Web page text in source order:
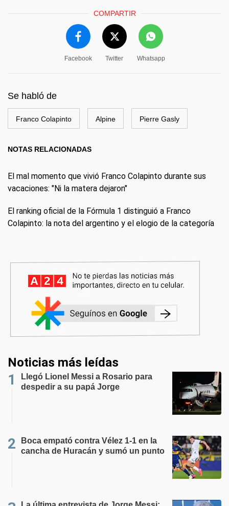
COMPARTIR
Facebook Twitter Whatsapp
Se habló de
Franco Colapinto Alpine Pierre Gasly
NOTAS RELACIONADAS
El mal momento que vivió Franco Colapinto durante sus
vacaciones: "Ni la matera dejaron"
El ranking oficial de la Fórmula 1 distinguió a Franco
Colapinto: la nota del argentino y el elogio de la categoría
Noticias más leídas
Llegó Lionel Messi a Rosario para
despedir a su papá Jorge
Boca empató contra Vélez 1-1 en la
cancha de Huracán y sumó un punto